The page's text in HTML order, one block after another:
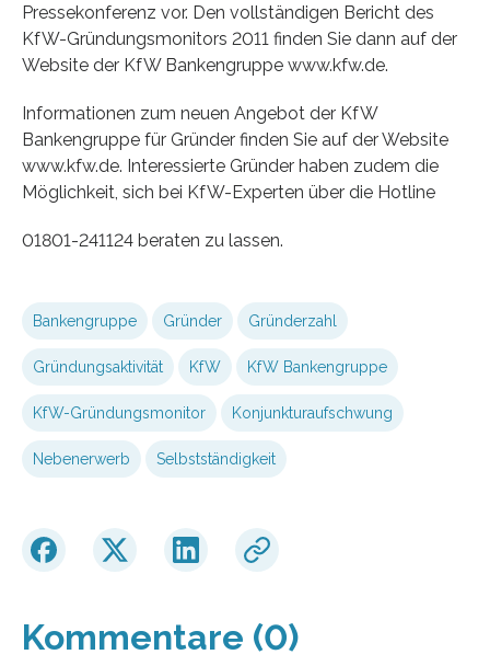
Pressekonferenz vor. Den vollständigen Bericht des
KfW-Gründungsmonitors 2011 finden Sie dann auf der
Website der KfW Bankengruppe www.kfw.de.
Informationen zum neuen Angebot der KfW
Bankengruppe für Gründer finden Sie auf der Website
www.kfw.de. Interessierte Gründer haben zudem die
Möglichkeit, sich bei KfW-Experten über die Hotline
01801-241124 beraten zu lassen.
Bankengruppe Gründer Gründerzahl
Gründungsaktivität KfW KfW Bankengruppe
KfW-Gründungsmonitor Konjunkturaufschwung
Nebenerwerb Selbstständigkeit
Kommentare (0)